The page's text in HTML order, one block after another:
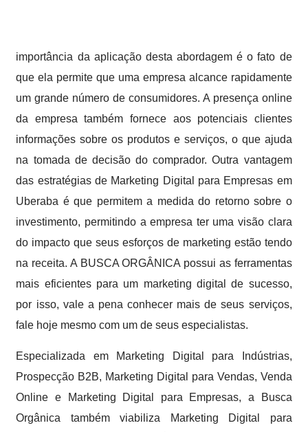
importância da aplicação desta abordagem é o fato de
que ela permite que uma empresa alcance rapidamente
um grande número de consumidores. A presença online
da empresa também fornece aos potenciais clientes
informações sobre os produtos e serviços, o que ajuda
na tomada de decisão do comprador. Outra vantagem
das estratégias de Marketing Digital para Empresas em
Uberaba é que permitem a medida do retorno sobre o
investimento, permitindo a empresa ter uma visão clara
do impacto que seus esforços de marketing estão tendo
na receita. A BUSCA ORGÂNICA possui as ferramentas
mais eficientes para um marketing digital de sucesso,
por isso, vale a pena conhecer mais de seus serviços,
fale hoje mesmo com um de seus especialistas.
Especializada em Marketing Digital para Indústrias,
Prospecção B2B, Marketing Digital para Vendas, Venda
Online e Marketing Digital para Empresas, a Busca
Orgânica também viabiliza Marketing Digital para